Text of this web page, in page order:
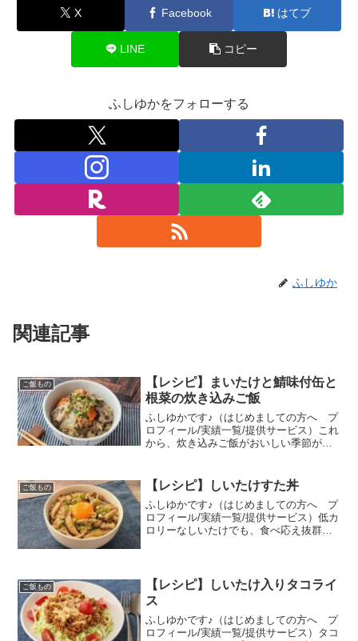
X Facebook はてブ
LINE コピー
ふしゆかをフォローする
ふしゆか
関連記事
ご飯もの
【レシピ】まいたけと鯖味付缶と
根菜の炊き込みご飯
ふしゆかです♪（はじめましての方へ プ
ロフィール/実績一覧/提供サービス）これ
から、炊き込みご飯がおいしい季節がや
も安心して作れる♪秋を感じたくなったら
すぐ作ってみて☆...
ご飯もの 【レシピ】しいたけすた丼
ふしゆかです♪（はじめましての方へ プ
ロフィール/実績一覧/提供サービス）低カ
ロリーなしいたけでも、食べ応え抜群の
に作れるので、料理...
ご飯もの
【レシピ】しいたけ入りタコライ
ス
ふしゆかです♪（はじめましての方へ プ
ロフィール/実績一覧/提供サービス）タコ